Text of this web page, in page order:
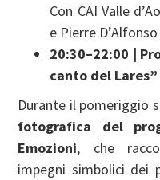
Con CAI Valle
e Pierre
20:30–22:00 |
canto del
Durante il pomeriggio
fotografica del
Emozioni, che
impegni simbolici dei